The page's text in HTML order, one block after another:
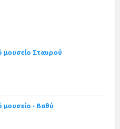
μουσείο Σταυρού
μουσείο - Βαθύ